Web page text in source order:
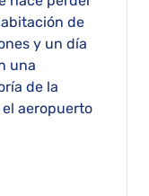
de
y un día
una
de la
aeropuerto